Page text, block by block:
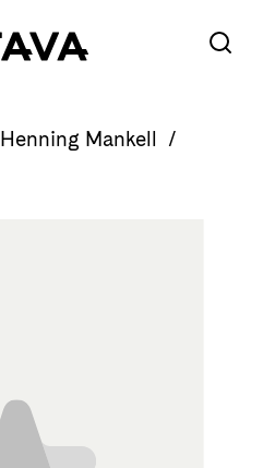
Henning Mankell /